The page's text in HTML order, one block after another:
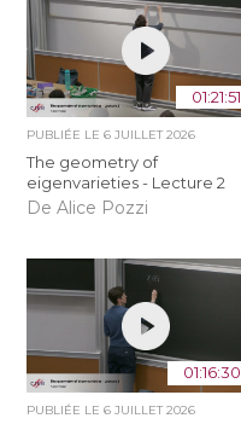
01:21:51
PUBLIÉE LE6 JUILLET 2026
The geometry of
eigenvarieties - Lecture 2
De Alice Pozzi
01:16:30
PUBLIÉE LE6 JUILLET 2026